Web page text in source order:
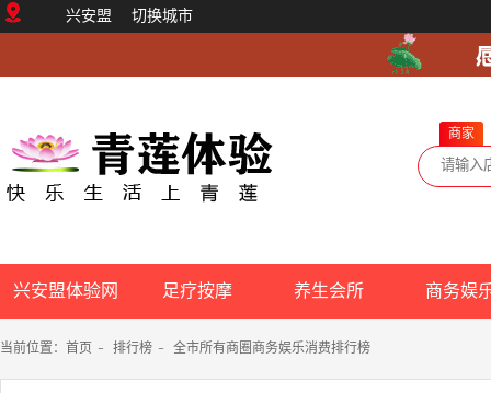
兴安盟 切换城市
商家
兴安盟体验网 足疗按摩 养生会所 商务娱
当前位置： 首页 - 排行榜 - 全市所有商圈商务娱乐消费排行榜